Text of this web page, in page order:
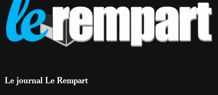
Le journal Le Rempart